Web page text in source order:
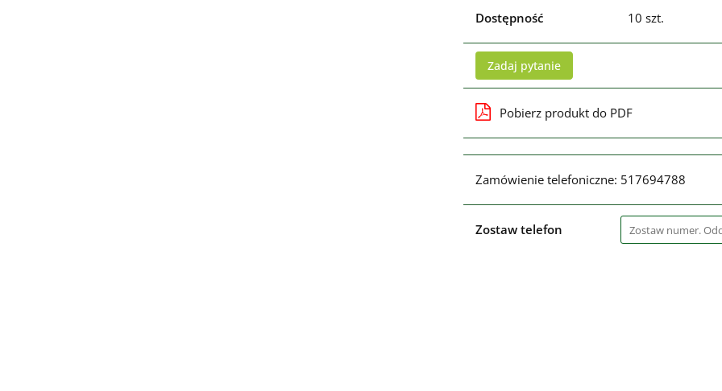
Dostępność 10 szt.
Zadaj pytanie
Pobierz produkt do PDF
Zamówienie telefoniczne: 517694788
Zostaw telefon